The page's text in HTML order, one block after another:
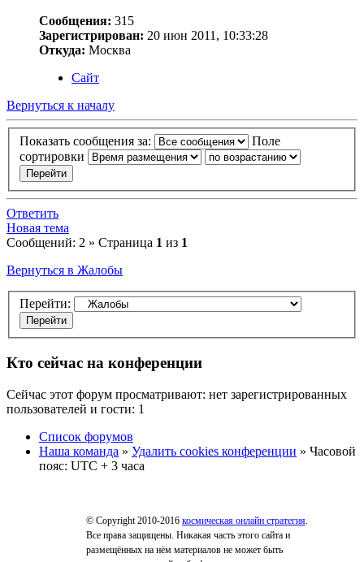
Сообщения: 315
Зарегистрирован: 20 июн 2011, 10:33:28
Откуда: Москва
Сайт
Вернуться к началу
Показать сообщения за:
Поле
сортировки
Ответить
Новая тема
Сообщений: 2 » Страница 1 из 1
Вернуться в Жалобы
Перейти:
Кто сейчас на конференции
Сейчас этот форум просматривают: нет зарегистрированных
пользователей и гости: 1
Список форумов
Наша команда » Удалить cookies конференции » Часовой
пояс: UTC + 3 часа
© Copyright 2010-2016 космическая онлайн стратегия
Все права защищены. Никакая часть этого сайта и
размещённых на нём материалов не может быть